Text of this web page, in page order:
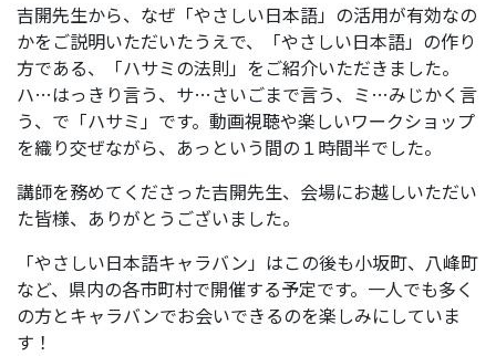
吉開先生から、なぜ「やさしい日本語」の活用が有効なの
かをご説明いただいたうえで、「やさしい日本語」の作り
方である、「ハサミの法則」をご紹介いただきました。
ハ…はっきり言う、サ…さいごまで言う、ミ…みじかく言
う、で「ハサミ」です。動画視聴や楽しいワークショップ
を織り交ぜながら、あっという間の１時間半でした。
講師を務めてくださった吉開先生、会場にお越しいただい
た皆様、ありがとうございました。
「やさしい日本語キャラバン」はこの後も小坂町、八峰町
など、県内の各市町村で開催する予定です。一人でも多く
の方とキャラバンでお会いできるのを楽しみにしていま
す！